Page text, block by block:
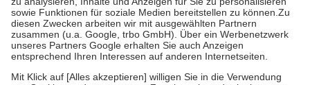
Bei Heilmitteln und häuslicher Krankenpflege beträgt die
Zuzahlung zehn Prozent der Kosten sowie zehn Euro je
Verordnung.
Um das Engagement der Versicherten für ihre eigene Gesundheit zu
stärken und die besondere Stellung der Familie zu unterstützen,
fallenkeine Zuzahlungenan bei: